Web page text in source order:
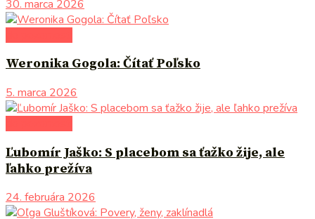
30. marca 2026
Weronika Gogola: Čítať Poľsko
5. marca 2026
Ľubomír Jaško: S placebom sa ťažko žije, ale
ľahko prežíva
24. februára 2026